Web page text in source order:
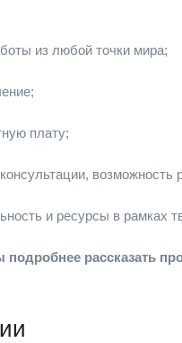
из любой точки мира;
плату;
возможность
и ресурсы в рамках
рассказать